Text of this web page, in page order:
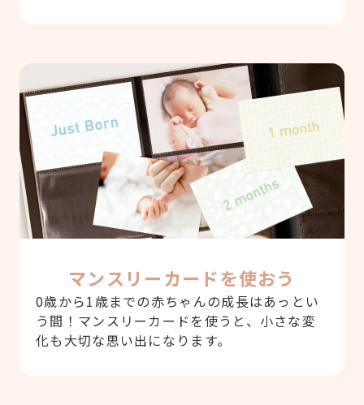
マンスリーカードを使おう
0歳から1歳までの赤ちゃんの成長はあっとい
う間！マンスリーカードを使うと、小さな変
化も大切な思い出になります。